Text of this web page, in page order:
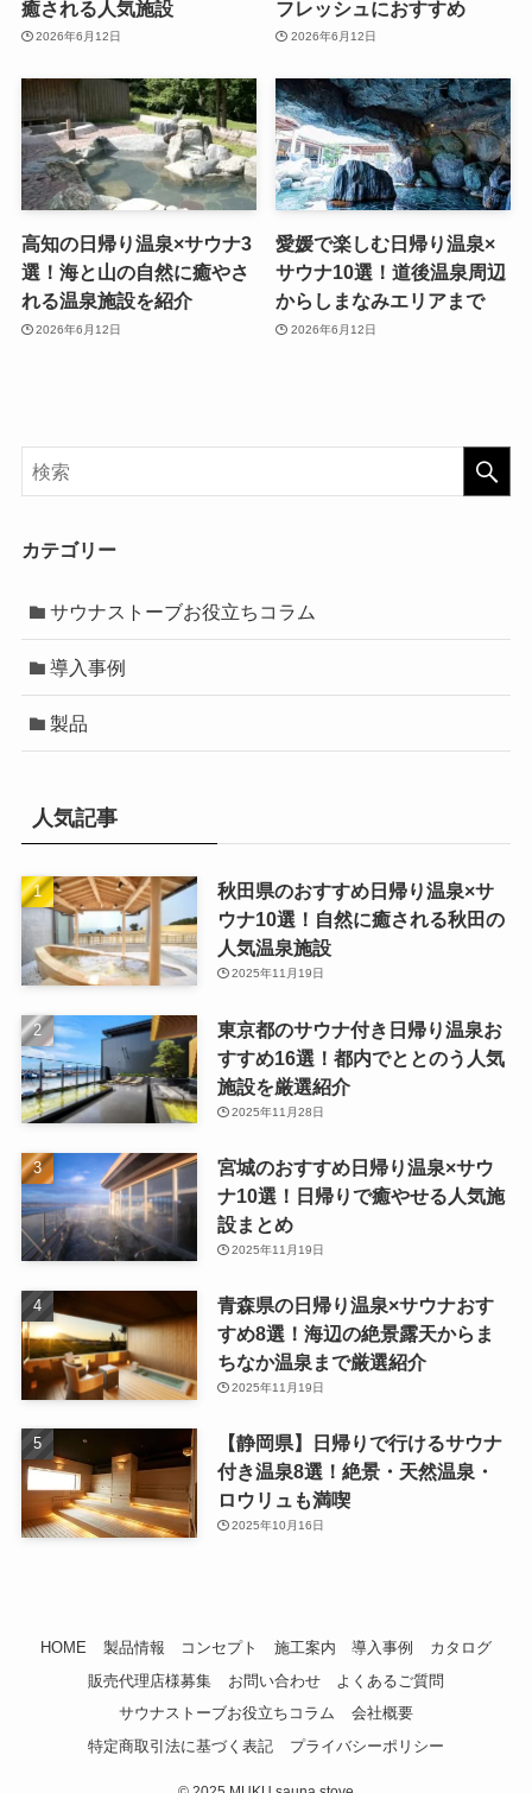
癒される人気施設
2026年6月12日
フレッシュにおすすめ
2026年6月12日
高知の日帰り温泉×サウナ3
選！海と山の自然に癒やさ
れる温泉施設を紹介
2026年6月12日
愛媛で楽しむ日帰り温泉×
サウナ10選！道後温泉周辺
からしまなみエリアまで
2026年6月12日
カテゴリー
サウナストーブお役立ちコラム
導入事例
製品
人気記事
秋田県のおすすめ日帰り温泉×サ
ウナ10選！自然に癒される秋田の
人気温泉施設
2025年11月19日
東京都のサウナ付き日帰り温泉お
すすめ16選！都内でととのう人気
施設を厳選紹介
2025年11月28日
宮城のおすすめ日帰り温泉×サウ
ナ10選！日帰りで癒やせる人気施
設まとめ
2025年11月19日
青森県の日帰り温泉×サウナおす
すめ8選！海辺の絶景露天からま
ちなか温泉まで厳選紹介
2025年11月19日
【静岡県】日帰りで行けるサウナ
付き温泉8選！絶景・天然温泉・
ロウリュも満喫
2025年10月16日
HOME 製品情報 コンセプト 施工案内 導入事例
カタログ
販売代理店様募集
お問い合わせ
よくあるご質問
サウナストーブお役立ちコラム
会社概要
特定商取引法に基づく表記
プライバシーポリシー